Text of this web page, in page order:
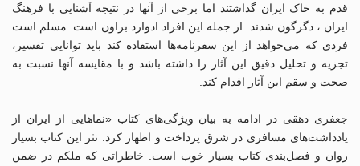
قدم به خاک ایران گذاشتند اما برخی از آنها در نتیجه آشنایی با فرهنگ
ایران ، دگرگون شدند. از جمله این افراد ادوارد براون است. مسلم است
فردی که می‌خواهد از این سفرنامه‌ها استفاده کند باید توانایی تفسیر،
تجزیه و تحلیل دقیق این آثار را داشته باشد و با مقایسه آنها نسبت به
صحت و سقم این آثار اقدام کند.
جعفری دهقی در ادامه به بیان ویژگی‌های کتاب «نماهایی از ایران از
یادداشت‌های مسافری در شرق پرداخت و اظهار کرد: نثر این کتاب بسیار
روان و فصل‌بندی کتاب بسیار خوب است. خاطراتی که ملکم در ضمن